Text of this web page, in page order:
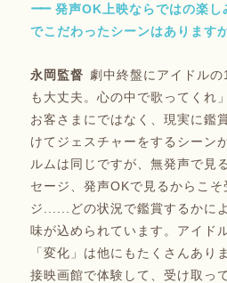
発声OK上映ならではの楽し
でこだわったシーンはあります
劇中終盤にアイドル
も大丈夫。心の中で歌ってくれ
お客さまにではなく、現実に鑑
けてジェスチャーをするシーン
ルムは同じですが、無発声で見
セージ、発声OKで見るからこ
ジ......どの状況で鑑賞するかに
味が込められています。アイド
「変化」は他にもたくさんあり
接映画館で体験して、受け取っ